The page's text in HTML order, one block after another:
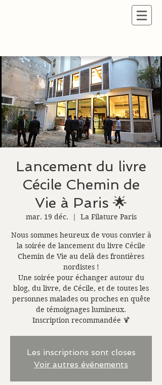
Lancement du livre
Cécile Chemin de
Vie à Paris 🌟
mar. 19 déc.
  |
La Filature Paris
Nous sommes heureux de vous convier à
la soirée de lancement du livre Cécile
Chemin de Vie au delà des frontières
nordistes !
Une soirée pour échanger autour du
blog, du livre, de Cécile, et de toutes les
personnes malades ou proches en quête
de témoignages lumineux.
Inscription recommandée 🍹
Les inscriptions sont closes
Voir autres événements